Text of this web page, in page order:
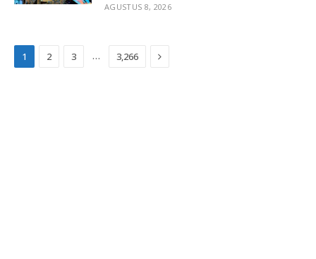
AGUSTUS 8, 2026
1 2 3 … 3,266 Next